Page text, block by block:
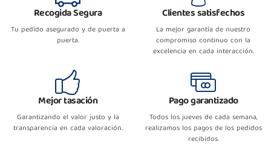
Recogida Segura
Tu pedido asegurado y de puerta a
puerta.
Clientes satisfechos
La mejor garantía de nuestro
compromiso continuo con la
excelencia en cada interacción.
Mejor tasación
Garantizando el valor justo y la
transparencia en cada valoración.
Pago garantizado
Todos los jueves de cada semana,
realizamos los pagos de los pedidos
recibidos.